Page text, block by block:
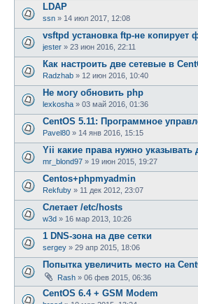
LDAP
ssn » 14 июл 2017, 12:08
vsftpd установка ftp-не
jester » 23 июн 2016, 22:11
Как настроить две сетевые в
Radzhab » 12 июн 2016, 10:40
Не могу обновить php
lexkosha » 03 май 2016, 01:36
CentOS 5.11: Программное
Pavel80 » 14 янв 2016, 15:15
Yii какие права нужно
mr_blond97 » 19 июн 2015, 19:27
Centos+phpmyadmin
Rekfuby » 11 дек 2012, 23:07
Слетает /etc/hosts
w3d » 16 мар 2013, 10:26
1 DNS-зона на две сетки
sergey » 29 апр 2015, 18:06
Попытка увеличить место на
Rash » 06 фев 2015, 06:36
CentOS 6.4 + GSM Modem